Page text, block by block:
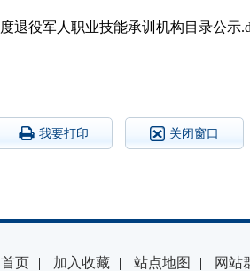
退役军人职业技能承训机构目录公示
我要打印 关闭窗口
页 | 加入收藏 | 站点地图 | 网站